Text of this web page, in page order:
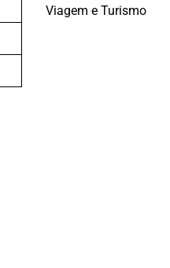
Viagem e Turismo